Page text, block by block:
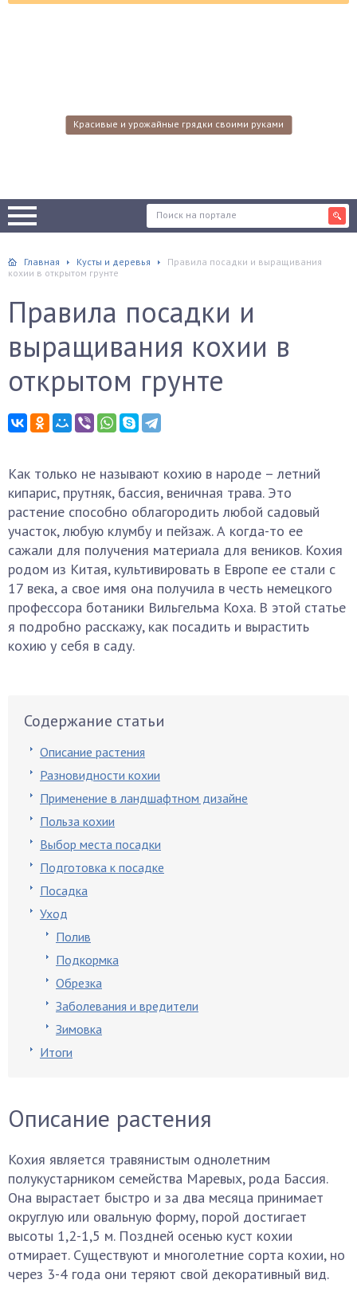
Красивые и урожайные грядки своими руками
Главная Кусты и деревья
Правила посадки и выращивания
кохии в открытом грунте
Правила посадки и
выращивания кохии в
открытом грунте
Как только не называют кохию в народе – летний
кипарис, прутняк, бассия, веничная трава. Это
растение способно облагородить любой садовый
участок, любую клумбу и пейзаж. А когда-то ее
сажали для получения материала для веников. Кохия
родом из Китая, культивировать в Европе ее стали с
17 века, а свое имя она получила в честь немецкого
профессора ботаники Вильгельма Коха. В этой статье
я подробно расскажу, как посадить и вырастить
кохию у себя в саду.
Содержание статьи
Описание растения
Разновидности кохии
Применение в ландшафтном дизайне
Польза кохии
Выбор места посадки
Подготовка к посадке
Посадка
Уход
Полив
Подкормка
Обрезка
Заболевания и вредители
Зимовка
Итоги
Описание растения
Кохия является травянистым однолетним
полукустарником семейства Маревых, рода Бассия.
Она вырастает быстро и за два месяца принимает
округлую или овальную форму, порой достигает
высоты 1,2-1,5 м. Поздней осенью куст кохии
отмирает. Существуют и многолетние сорта кохии, но
через 3-4 года они теряют свой декоративный вид.